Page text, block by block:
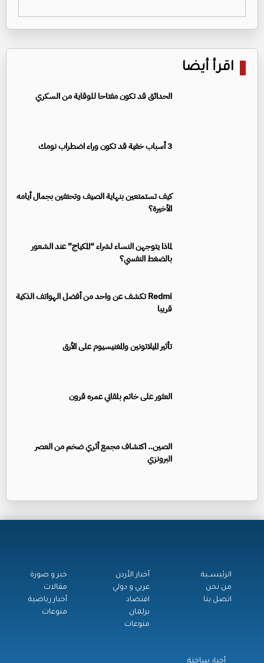
اقرأ أيضا
الحدائق قد تكون مفتاحا للوقاية من السكري
3 أسباب خفية قد تكون وراء اضطراب نومك
كيف تستمتعين بنهاية الصيف وتحتفين بجمال أيامه
الأخيرة؟
لماذا يتوجهن النساء لشراء “المكياج” عند الشعور
بالضغط النفسي؟
Redmi تكشف عن واحد من أفضل الهواتف الذكية
قريبا
تأثير الميلاتونين والمغنيسيوم على الأرق
العثور على خاتم بلقاني عمره قرون
الصين.. اكتشاف مجمع أثري ضخم من العصر
البرونزي
الرئيســية
من نحن
اتصل بنا
أخبار الأردن
عربي و دولي
اقتصاد
برلمان
منوعات
خبر و صورة
مقالات
أخبار رياضية
منوعات
أخبار ساخنة